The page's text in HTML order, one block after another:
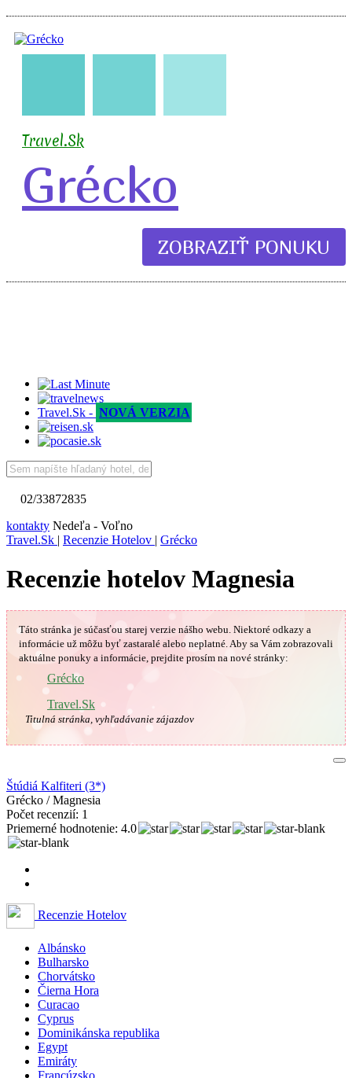
🇬🇷
Travel.Sk
Grécko
ZOBRAZIŤ PONUKU
Travel.Sk - NOVÁ VERZIA
02/33872835
kontakty Nedeľa - Voľno
Travel.Sk | Recenzie Hotelov | Grécko
Recenzie hotelov Magnesia
Táto stránka je súčasťou starej verzie nášho webu. Niektoré odkazy a
informácie už môžu byť zastaralé alebo neplatné.Aby sa Vám zobrazovali
aktuálne ponuky a informácie, prejdite prosím na nové stránky:
Grécko
Travel.Sk
Titulná stránka, vyhľadávanie zájazdov
Štúdiá Kalfiteri (3*)
Grécko / Magnesia
Počet recenzií: 1
Priemerné hodnotenie: 4.0
Recenzie Hotelov
Albánsko
Bulharsko
Chorvátsko
Čierna Hora
Curacao
Cyprus
Dominikánska republika
Egypt
Emiráty
Francúzsko